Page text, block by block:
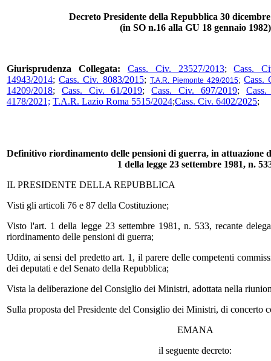
Decreto Presidente della Repubblica 30
(in SO n.16 alla GU 18 gennaio 1982)
Giurisprudenza Collegata: Cass. Civ. 23527/2013;Cass.
14943/2014;Cass. Civ. 8083/2015; T.A.R. Piemonte 429/2015; Cass.
14209/2018; Cass. Civ. 61/2019;Cass. Civ. 697/2019;
4178/2021; T.A.R. Lazio Roma 5515/2024;Cass. Civ. 6402/2025;
Definitivo riordinamento delle pensioni di guerra, in attuazione
1 della legge 23 settembre 1981, n.
IL PRESIDENTE DELLA REPUBBLICA
Visti gli articoli 76 e 87 della Costituzione;
Visto l'art. 1 della legge 23 settembre 1981, n. 533, recante
riordinamento delle pensioni di guerra;
Udito, ai sensi del predetto art. 1, il parere delle competenti
dei deputati e del Senato della Repubblica;
Vista la deliberazione del Consiglio dei Ministri, adottata nella
Sulla proposta del Presidente del Consiglio dei Ministri, di concerto
EMANA
il seguente decreto: